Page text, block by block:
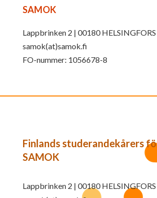
SAMOK
Lappbrinken 2 | 00180 HELSINGFORS
samok(at)samok.fi
FO-nummer: 1056678-8
Finlands studerandekårers
SAMOK
Lappbrinken 2 | 00180 HELSINGFORS